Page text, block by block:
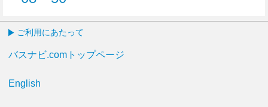
ご利用にあたって
バスナビ.comトップページ
English